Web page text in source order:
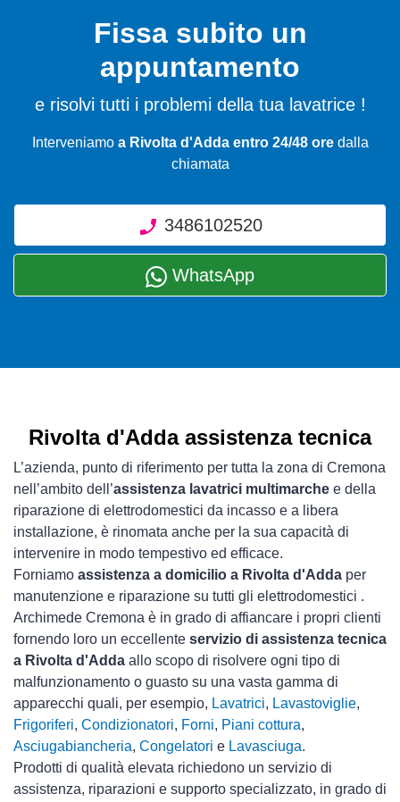
Fissa subito un
appuntamento
e risolvi tutti i problemi della tua lavatrice !
Interveniamo a Rivolta d'Adda entro 24/48 oredalla
chiamata
3486102520
WhatsApp
Rivolta d'Adda assistenza tecnica
L’azienda, punto di riferimento per tutta la zona di Cremona
nell’ambito dell’assistenza lavatrici multimarche e della
riparazione di elettrodomestici da incasso e a libera
installazione, è rinomata anche per la sua capacità di
intervenire in modo tempestivo ed efficace.
Forniamo assistenza a domicilio a Rivolta d'Adda per
manutenzione e riparazione su tutti gli elettrodomestici .
Archimede Cremona è in grado di affiancare i propri clienti
fornendo loro un eccellente servizio di assistenza tecnica
a Rivolta d'Adda allo scopo di risolvere ogni tipo di
malfunzionamento o guasto su una vasta gamma di
apparecchi quali, per esempio, Lavatrici, Lavastoviglie,
Frigoriferi, Condizionatori, Forni, Piani cottura,
Asciugabiancheria, Congelatori e Lavasciuga.
Prodotti di qualità elevata richiedono un servizio di
assistenza, riparazioni e supporto specializzato, in grado di